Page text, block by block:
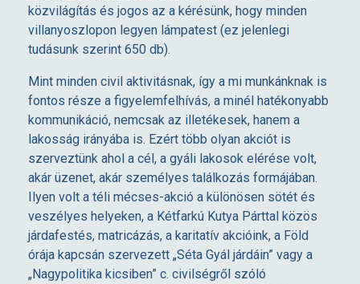
közvilágítás és jogos az a kérésünk, hogy minden
villanyoszlopon legyen lámpatest (ez jelenlegi
tudásunk szerint 650 db).
Mint minden civil aktivitásnak, így a mi munkánknak is
fontos része a figyelemfelhívás, a minél hatékonyabb
kommunikáció, nemcsak az illetékesek, hanem a
lakosság irányába is. Ezért több olyan akciót is
szerveztünk ahol a cél, a gyáli lakosok elérése volt,
akár üzenet, akár személyes találkozás formájában.
Ilyen volt a téli mécses-akció a különösen sötét és
veszélyes helyeken, a Kétfarkú Kutya Párttal közös
járdafestés, matricázás, a karitatív akcióink, a Föld
órája kapcsán szervezett „Séta Gyál járdáin” vagy a
„Nagypolitika kicsiben” c. civilségről szóló